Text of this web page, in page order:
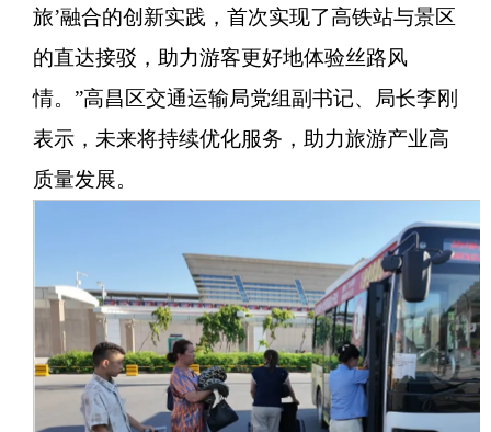
旅’融合的创新实践，首次实现了高铁站与景区
的直达接驳，助力游客更好地体验丝路风
情。”高昌区交通运输局党组副书记、局长李刚
表示，未来将持续优化服务，助力旅游产业高
质量发展。